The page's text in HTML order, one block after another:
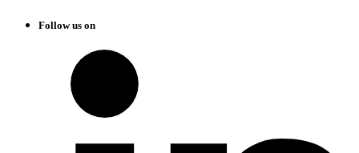
Follow us on